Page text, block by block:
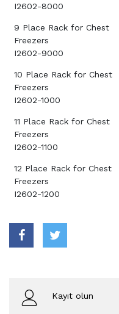
I2602-8000
9 Place Rack for Chest
Freezers
I2602-9000
10 Place Rack for Chest
Freezers
I2602-1000
11 Place Rack for Chest
Freezers
I2602-1100
12 Place Rack for Chest
Freezers
I2602-1200
Kayıt olun